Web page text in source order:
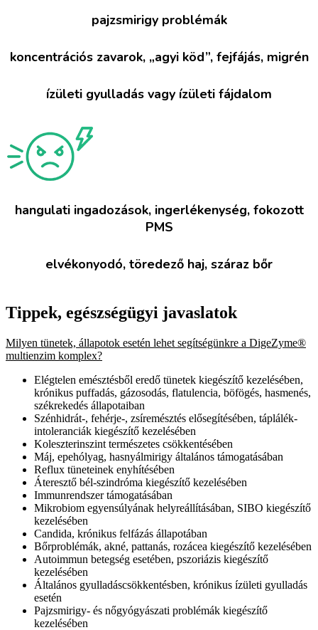
pajzsmirigy problémák
koncentrációs zavarok, „agyi köd”, fejfájás, migrén
ízületi gyulladás vagy ízületi fájdalom
hangulati ingadozások, ingerlékenység, fokozott
PMS
elvékonyodó, töredező haj, száraz bőr
Tippek, egészségügyi javaslatok
Milyen tünetek, állapotok esetén lehet segítségünkre a DigeZyme®
multienzim komplex?
Elégtelen emésztésből eredő tünetek kiegészítő kezelésében,
krónikus puffadás, gázosodás, flatulencia, böfögés, hasmenés,
székrekedés állapotaiban
Szénhidrát-, fehérje-, zsíremésztés elősegítésében, táplálék-
intoleranciák kiegészítő kezelésében
Koleszterinszint természetes csökkentésében
Máj, epehólyag, hasnyálmirigy általános támogatásában
Reflux tüneteinek enyhítésében
Áteresztő bél-szindróma kiegészítő kezelésében
Immunrendszer támogatásában
Mikrobiom egyensúlyának helyreállításában, SIBO kiegészítő
kezelésében
Candida, krónikus felfázás állapotában
Bőrproblémák, akné, pattanás, rozácea kiegészítő kezelésében
Autoimmun betegség esetében, pszoriázis kiegészítő
kezelésében
Általános gyulladáscsökkentésben, krónikus ízületi gyulladás
esetén
Pajzsmirigy- és nőgyógyászati problémák kiegészítő
kezelésében